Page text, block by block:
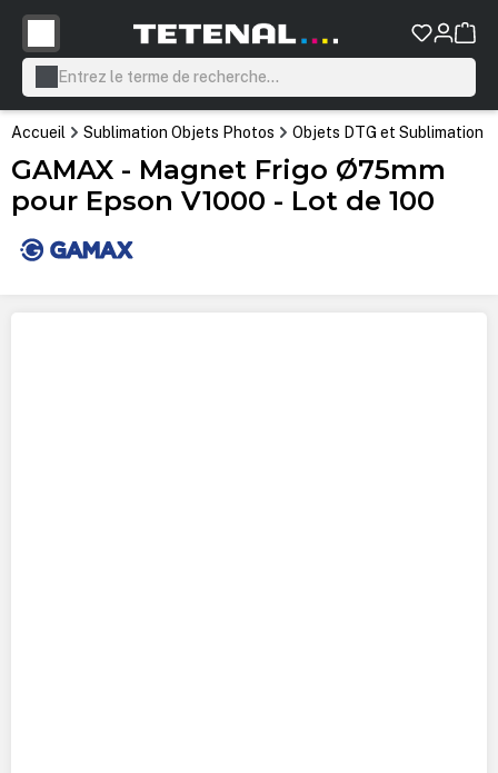
principal
Accueil Sublimation Objets Photos Objets DTG et Sublimation
GAMAX - Magnet Frigo Ø75mm
pour Epson V1000 - Lot de 100